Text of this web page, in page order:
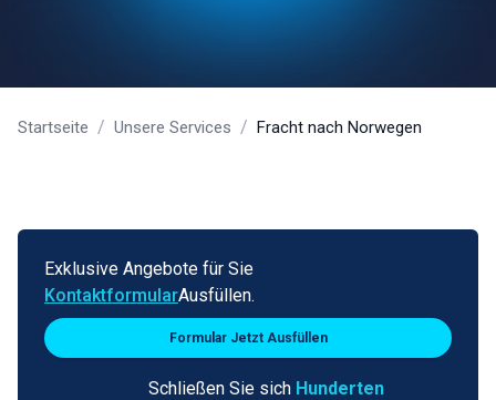
Startseite / Unsere Services / Fracht nach Norwegen
Exklusive Angebote für Sie
KontaktformularAusfüllen.
Formular Jetzt Ausfüllen
Schließen Sie sich Hunderten